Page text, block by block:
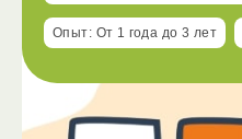
Опыт: От 1 года до 3 лет